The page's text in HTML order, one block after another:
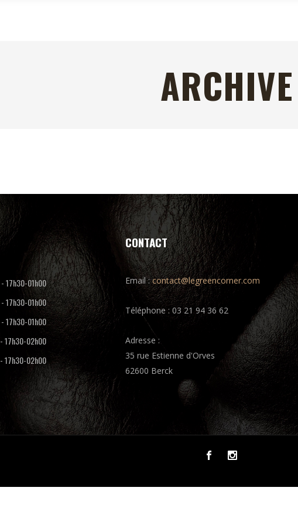
ARCHIVE
-17h30-01h00
-17h30-01h00
-17h30-01h00
-17h30-02h00
-17h30-02h00
CONTACT
Email :contact@legreencorner.com
Téléphone : 03 21 94 36 62
Adresse :
35 rue Estienne d'Orves
62600 Berck